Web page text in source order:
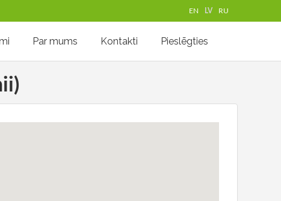
EN LV RU
Par mums Kontakti Pieslēgties